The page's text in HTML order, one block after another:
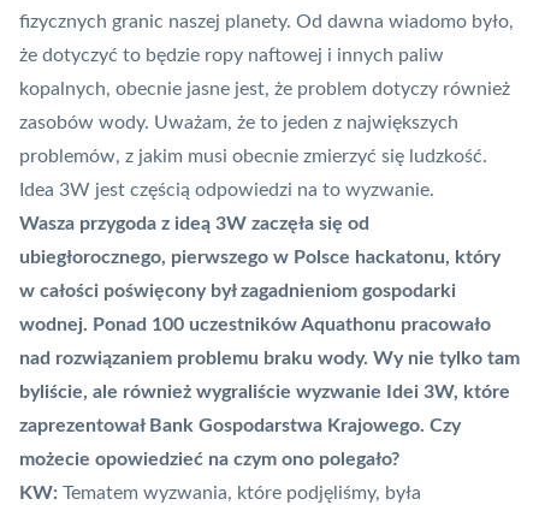
fizycznych granic naszej planety. Od dawna wiadomo było,
że dotyczyć to będzie ropy naftowej i innych paliw
kopalnych, obecnie jasne jest, że problem dotyczy również
zasobów wody. Uważam, że to jeden z największych
problemów, z jakim musi obecnie zmierzyć się ludzkość.
Idea 3W jest częścią odpowiedzi na to wyzwanie.
Wasza przygoda z ideą 3W zaczęła się od
ubiegłorocznego, pierwszego w Polsce hackatonu, który
w całości poświęcony był zagadnieniom gospodarki
wodnej. Ponad 100 uczestników Aquathonu pracowało
nad rozwiązaniem problemu braku wody. Wy nie tylko tam
byliście, ale również wygraliście wyzwanie Idei 3W, które
zaprezentował Bank Gospodarstwa Krajowego. Czy
możecie opowiedzieć na czym ono polegało?
KW: Tematem wyzwania, które podjęliśmy, była